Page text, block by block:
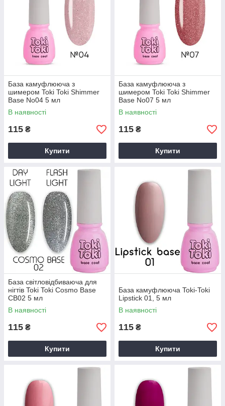
База камуфлююча з
шимером Toki Toki Shimmer
Base No04 5 мл
В наявності
115 ₴
Купити
База камуфлююча з
шимером Toki Toki Shimmer
Base No07 5 мл
В наявності
115 ₴
Купити
База світловідбиваюча для
нігтів Toki Toki Cosmo Base
CB02 5 мл
В наявності
115 ₴
Купити
База камуфлююча Toki-Toki
Lipstick 01, 5 мл
В наявності
115 ₴
Купити